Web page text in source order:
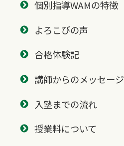
個別指導WAMの特徴
よろこびの声
合格体験記
講師からのメッセージ
入塾までの流れ
授業料について